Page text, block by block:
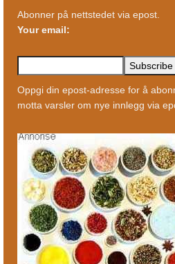
Abonner på nettstedet via epost.
Your email:
Oppgi din epost-adresse for å
motta varsler om nye innlegg via